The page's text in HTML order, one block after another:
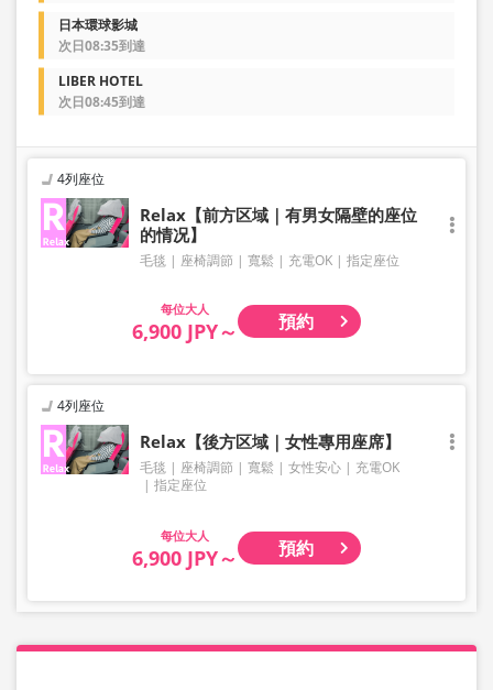
日本環球影城
次日08:35到達
LIBER HOTEL
次日08:45到達
4列座位
Relax【前方区域｜有男女隔壁的座位
的情况】
毛毯 座椅調節 寬鬆 充電OK 指定座位
大人
6,900 JPY～ 預約
4列座位
Relax【後方区域｜女性專用座席】
毛毯 座椅調節 寬鬆 女性安心
充電OK
指定座位
大人
6,900 JPY～ 預約